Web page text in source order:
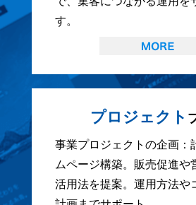
す。
プロジェクト
事業プロジェクトの企画：
ムページ構築。販売促進や
活用法を提案。運用方法や